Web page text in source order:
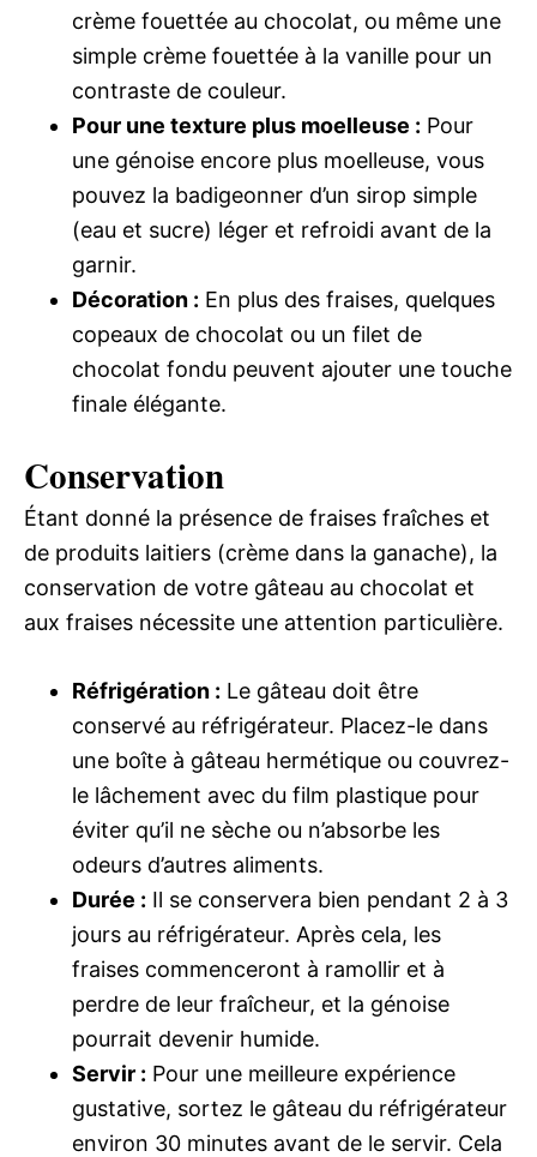
crème fouettée au chocolat, ou même une
simple crème fouettée à la vanille pour un
contraste de couleur.
Pour une texture plus moelleuse : Pour
une génoise encore plus moelleuse, vous
pouvez la badigeonner d’un sirop simple
(eau et sucre) léger et refroidi avant de la
garnir.
Décoration : En plus des fraises, quelques
copeaux de chocolat ou un filet de
chocolat fondu peuvent ajouter une touche
finale élégante.
Conservation
Étant donné la présence de fraises fraîches et
de produits laitiers (crème dans la ganache), la
conservation de votre gâteau au chocolat et
aux fraises nécessite une attention particulière.
Réfrigération : Le gâteau doit être
conservé au réfrigérateur. Placez-le dans
une boîte à gâteau hermétique ou couvrez-
le lâchement avec du film plastique pour
éviter qu’il ne sèche ou n’absorbe les
odeurs d’autres aliments.
Durée : Il se conservera bien pendant 2 à 3
jours au réfrigérateur. Après cela, les
fraises commenceront à ramollir et à
perdre de leur fraîcheur, et la génoise
pourrait devenir humide.
Servir : Pour une meilleure expérience
gustative, sortez le gâteau du réfrigérateur
environ 30 minutes avant de le servir. Cela